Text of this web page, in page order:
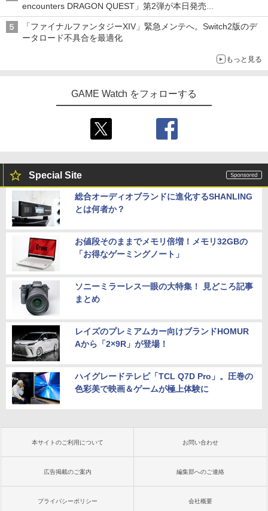
encounters DRAGON QUEST」第2弾が本日発売
アイスカップに入ったスライムやわたぼう、ベビーサタンなどが
オリジナルアートで登場
「ファイナルファンタジーXIV」緊急メンテへ。Switch2版のデ
ータロード不具合を最適化
もっと見る
GAME Watch をフォローする
Special Site
総合オーディオブランドに進化するSHANLING
とは何者か？
お値段そのままでメモリ倍増！メモリ32GBの
「お得なゲーミングノート」
ソニーミラーレス一眼の大特集！ 見どころ記事
まとめ
レイズのプレミアムカー向けブランドHOMUR
Aから「2×9R」が登場！
ハイグレードテレビ「TCL Q7D Pro」。圧巻の
色彩美で映画＆ゲームが極上体験に
本サイトのご利用について お問い合わせ
広告掲載のご案内 編集部へのご連絡
プライバシーポリシー 会社概要